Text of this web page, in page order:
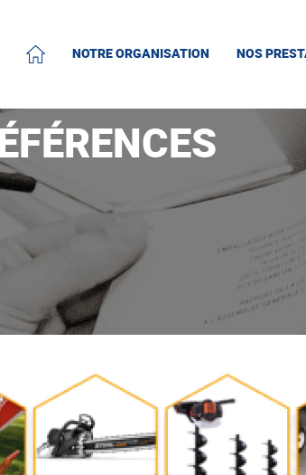
ACCUEIL
NOTRE ORGANISATION NOS